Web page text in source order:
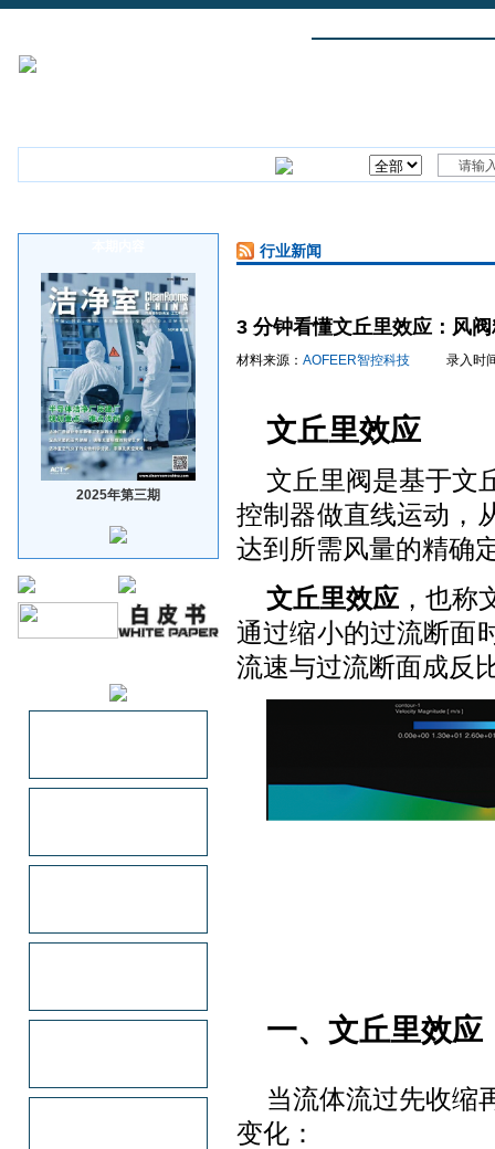
2025年第三期
行业新闻
3 分钟看懂文丘里效应：风
材料来源： AOFEER智控科技 录入时间
文丘里效应
文丘里阀是基于文
控制器做直线运动，
达到所需风量的精确
文丘里效应，也称
通过缩小的过流断面
流速与过流断面成反
一、文丘里效应
当流体流过先收缩
变化：